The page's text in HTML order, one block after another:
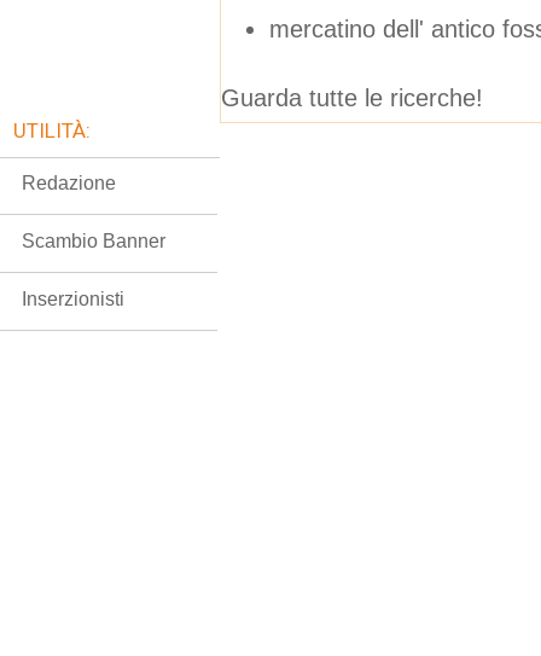
mercatino dell' antico
Guarda tutte le ricerche!
UTILITÀ:
Redazione
Scambio Banner
Inserzionisti